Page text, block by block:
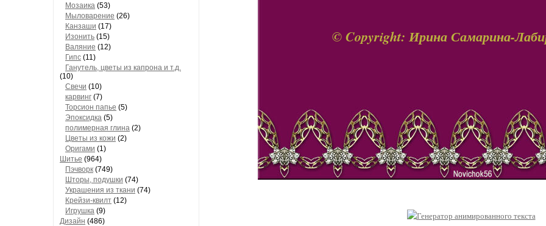
Мозаика (53)
Мыловарение (26)
Канзаши (17)
Изонить (15)
Валяние (12)
Гипс (11)
Ганутель, цветы из капрона и т.д.
(10)
Свечи (10)
карвинг (7)
Торсион папье (5)
Эпоксидка (5)
полимерная глина (2)
Цветы из кожи (2)
Оригами (1)
Шитье (964)
Пэчворк (749)
Шторы, подушки (74)
Украшения из ткани (74)
Крейзи-квилт (12)
Игрушка (9)
Дизайн (486)
© Copyright: Ирина Самарина-